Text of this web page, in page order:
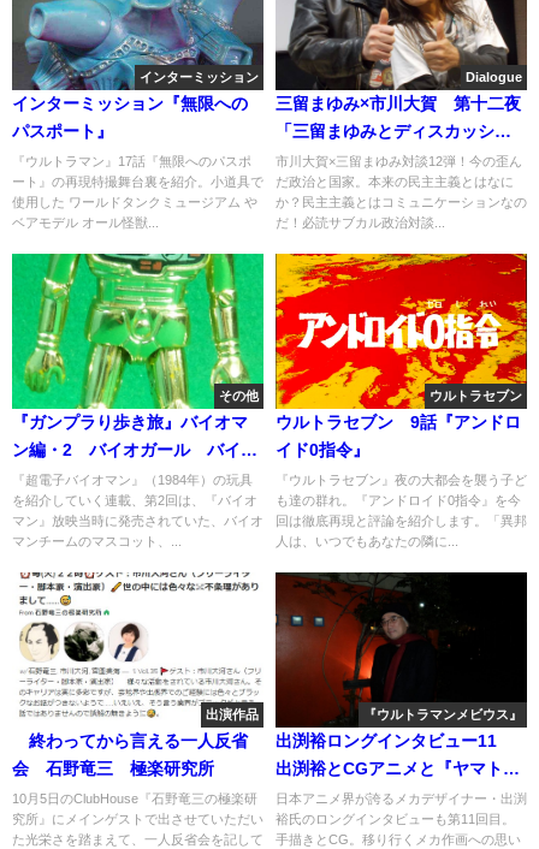
インターミッション
インターミッション『無限への
パスポート』
『ウルトラマン』17話『無限へのパスポ
ート』の再現特撮舞台裏を紹介。小道具で
使用した ワールドタンクミュージアム や
ベアモデル オール怪獣...
Dialogue
三留まゆみ×市川大賀 第十二夜
「三留まゆみとディスカッショ
ンと」
市川大賀×三留まゆみ対談12弾！今の歪ん
だ政治と国家。本来の民主主義とはなに
か？民主主義とはコミュニケーションなの
だ！必読サブカル政治対談...
その他
『ガンプラり歩き旅』バイオマ
ン編・2 バイオガール バイオ
パワーセット ピーボフィギュ
ア
『超電子バイオマン』（1984年）の玩具
を紹介していく連載、第2回は、『バイオ
マン』放映当時に発売されていた、バイオ
マンチームのマスコット、...
ウルトラセブン
ウルトラセブン 9話『アンドロ
イド0指令』
『ウルトラセブン』夜の大都会を襲う子ど
も達の群れ。『アンドロイド0指令』を今
回は徹底再現と評論を紹介します。「異邦
人は、いつでもあなたの隣に...
出演作品
終わってから言える一人反省
会 石野竜三 極楽研究所
10月5日のClubHouse『石野竜三の極楽研
究所』にメインゲストで出させていただい
た光栄さを踏まえて、一人反省会を記して
『ウルトラマンメビウス』
出渕裕ロングインタビュー11
出渕裕とCGアニメと『ヤマト
2199』と
日本アニメ界が誇るメカデザイナー・出渕
裕氏のロングインタビューも第11回目。
手描きとCG。移り行くメカ作画への思い